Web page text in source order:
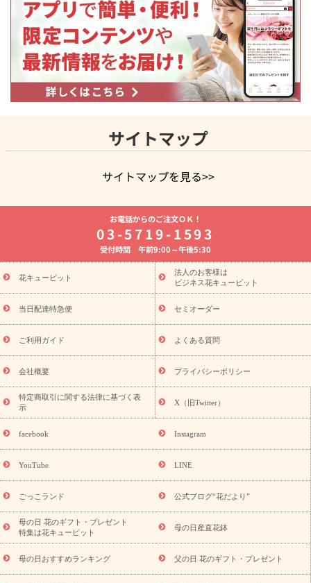
サイトマップ
サイトマップを見る>>
よく贈られる花
お祝いの花特集
誕生日フラワーギフト特集
8月の誕生花(トルコキキョウ)
開店・開業祝い
お供え・お悔やみ お供え・お悔やみの花
通夜・葬儀に贈る花 胡蝶蘭・花鉢
ーブドフラワー
季節のイベント
ひまわり ギフト・プレゼント
特集
お盆 花（新盆・初盆） 季節のイベント
お盆 花（新
盆・初盆）
お盆 花（新盆・初盆）
お盆・お供え 花とセットギ
フト
お盆・お供え プリザーブドフラワー
ひまわり ギフト・プ
レゼント特集
夏の花贈り・お中元・暑中見舞い 花のギフト特集
敬老の日におくる花ギフト・プレゼント特集
花ギフト・プレゼント特集
敬老の日 花のおすすめランキング
敬
老の日 花鉢植えのギフト・プレゼント特集
敬老の日 花とセットギ
フト・プレゼント特集
敬老の日の花 全てのギフト一覧
キャン
ペーン
「きょう誕生日なんです」キャンペーン
探す
誕生日フラワーギフト 誕生日フラワーギフト特集
誕生
日フラワーギフト商品一覧
ユリ トルコキキョウ
誕生花(トルコキキョウ)
9月の誕生花(リンドウ)
誕生日セット
ギフト
「きょう誕生日なんです」キャンペーン
用途から探す お祝いの花特集 当日配達特急便
お祝い商品
一覧
お祝い 新築・引っ越し祝い
結婚記念日
結婚祝い 出産祝い 退院祝い・快気祝い
還暦
祝い・長寿祝い
プチギフト ペットのお祝いフラワー
元・暑中見舞い
敬老の日
お供え
お供え・お悔やみ商品一覧 お供え・お悔やみの花
十九日法要以降に贈る花
通夜・葬儀に贈る花
お供え お花とセッ
お電話からのご注文ＯＫ！
03-5719-1593
受付時間 午前9:00～午後5:30
花キューピット
法人のお客様は
ビジネス花キューピット
当日配達特急便 セミオーダー
ご利用ガイド よくある質問
会社概要 プライバシーポリシー
特定商取引に関する法律に基づく表
示
X（旧Twitter）
facebook Instagram
YouTube LINE
ごっこランド 公式ブログ“花だより”
母の日 花のギフト・プレゼント
特集は花キューピット
母の日産直花鉢
母の日おすすめランキング 父の日 花のギフト・プレゼント